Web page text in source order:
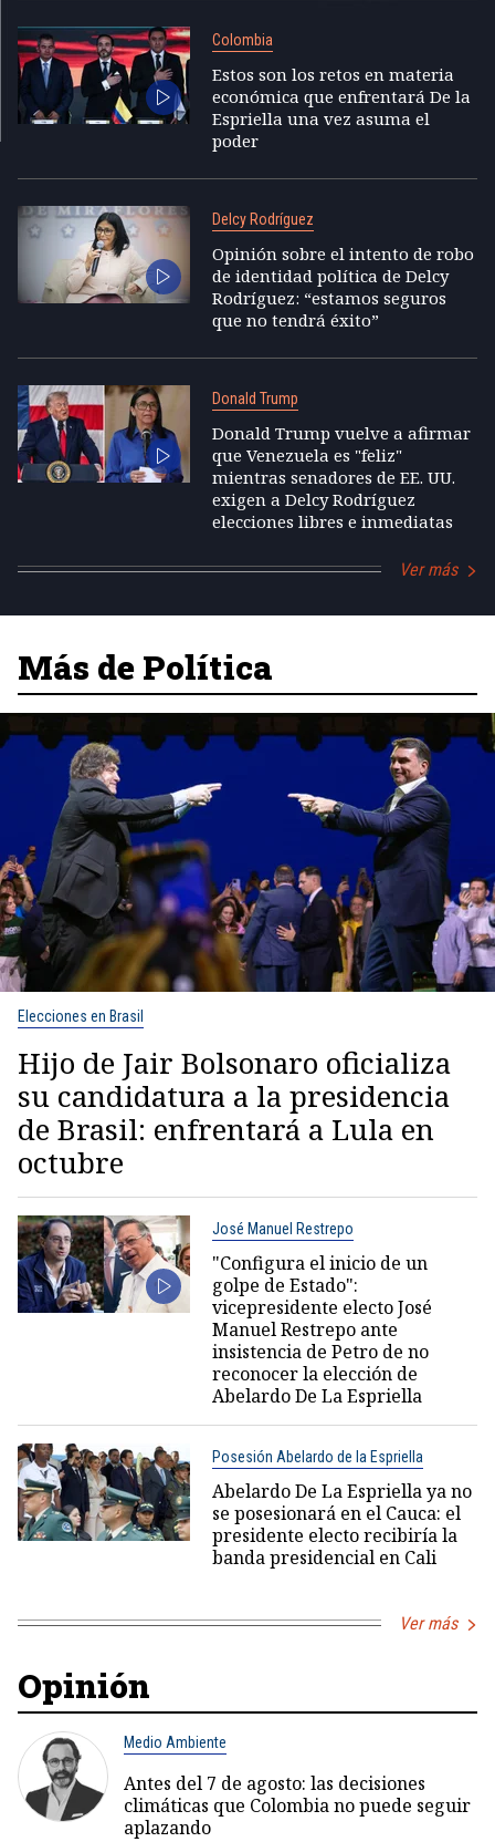
Colombia
Estos son los retos en materia
económica que enfrentará De la
Espriella una vez asuma el
poder
Delcy Rodríguez
Opinión sobre el intento de robo
de identidad política de Delcy
Rodríguez: “estamos seguros
que no tendrá éxito”
Donald Trump
Donald Trump vuelve a afirmar
que Venezuela es "feliz"
mientras senadores de EE. UU.
exigen a Delcy Rodríguez
elecciones libres e inmediatas
Ver más
Más de Política
Elecciones en Brasil
Hijo de Jair Bolsonaro oficializa
su candidatura a la presidencia
de Brasil: enfrentará a Lula en
octubre
José Manuel Restrepo
"Configura el inicio de un
golpe de Estado":
vicepresidente electo José
Manuel Restrepo ante
insistencia de Petro de no
reconocer la elección de
Abelardo De La Espriella
Posesión Abelardo de la Espriella
Abelardo De La Espriella ya no
se posesionará en el Cauca: el
presidente electo recibiría la
banda presidencial en Cali
Ver más
Opinión
Medio Ambiente
Antes del 7 de agosto: las decisiones
climáticas que Colombia no puede seguir
aplazando